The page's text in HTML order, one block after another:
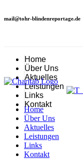
mail@tohr-blindenreportage.de
Home
Über Uns
Aktuelles
Leistungen
Links
Kontakt
Home
Über Uns
Aktuelles
Leistungen
Links
Kontakt